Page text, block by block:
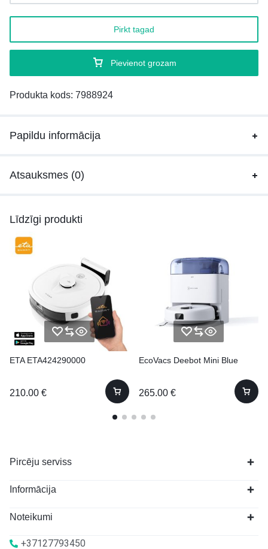
Pievienot grozam
Pirkt tagad
Produkta kods: 7988924
Papildu informācija
Atsauksmes (0)
Līdzīgi produkti
ETA ETA424290000
210.00 €
EcoVacs Deebot Mini Blue
265.00 €
Pircēju serviss
Informācija
Noteikumi
+37127793450